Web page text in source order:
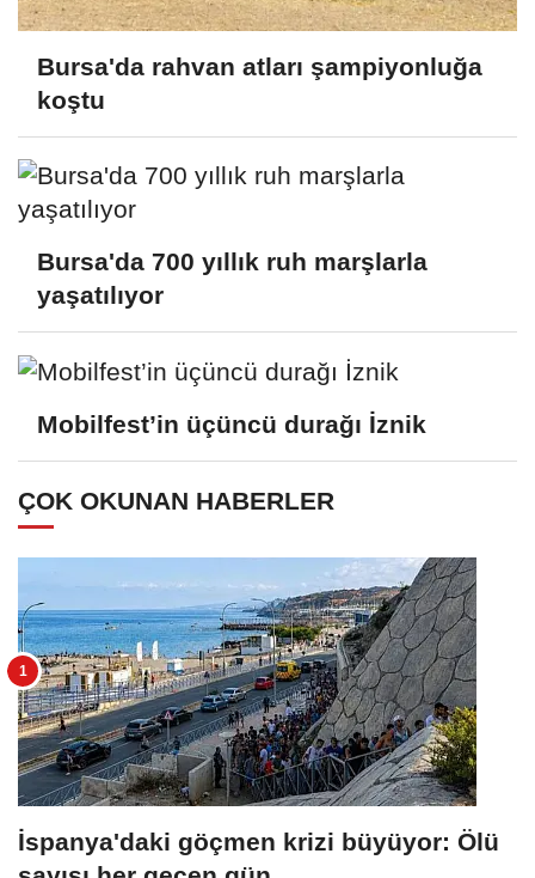
Bursa'da rahvan atları şampiyonluğa
koştu
Bursa'da 700 yıllık ruh marşlarla
yaşatılıyor
Mobilfest’in üçüncü durağı İznik
ÇOK OKUNAN HABERLER
İspanya'daki göçmen krizi büyüyor: Ölü